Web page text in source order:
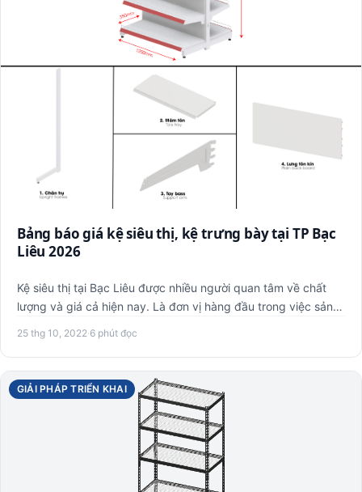
Bảng báo giá kệ siêu thị, kệ trưng bày tại TP Bạc
Liêu 2026
Kệ siêu thị tại Bạc Liêu được nhiều người quan tâm về chất
lượng và giá cả hiện nay. Là đơn vị hàng đầu trong việc sản
25 thg 10, 2022·6 phút đọc
GIẢI PHÁP TRIỂN KHAI